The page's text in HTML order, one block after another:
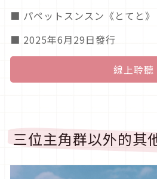
■ パペットスンスン《とてと》
■ 2025年6月29日發行
線上聆聽
三位主角群以外的其